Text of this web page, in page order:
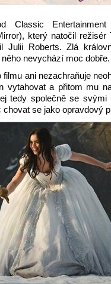
Classic Entertainment
který natočil režisér
Julii Roberts. Zlá
nevychází moc dobře.
ani nezachraňuje
vytahovat a přitom mu
tedy společně se svými
se jako opravdový